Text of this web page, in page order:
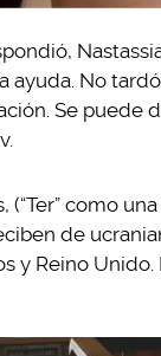
No
Se puede
(“Ter” como
de
y Reino